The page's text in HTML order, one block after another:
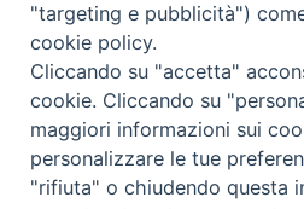
"targeting e pubblicità")
cookie policy.
Cliccando su "accetta"
cookie. Cliccando su
maggiori informazioni sui
personalizzare le tue
"rifiuta" o chiudendo questa